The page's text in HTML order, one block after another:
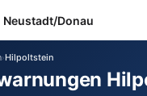
Donau
›Hilpoltstein